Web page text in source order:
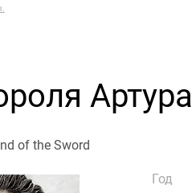
Артура
of the Sword
Год